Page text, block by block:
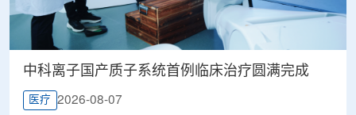
中科离子国产质子系统首例临床治疗圆满完成
医疗 2026-08-07